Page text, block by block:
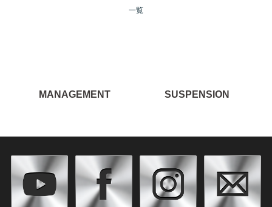
一覧
MANAGEMENT SUSPENSION